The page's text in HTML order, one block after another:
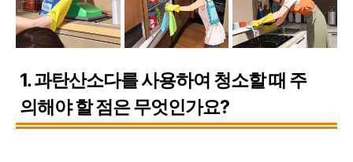
1. 과탄산소다를 사용하여 청소할 때 주
의해야 할 점은 무엇인가요?